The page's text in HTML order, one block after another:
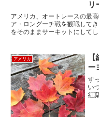
リ
アメリカ、オートレースの最
ア・ロングーチ戦を観戦して
をそのままサーキットにして
アメリカ
ー
す
い
紅